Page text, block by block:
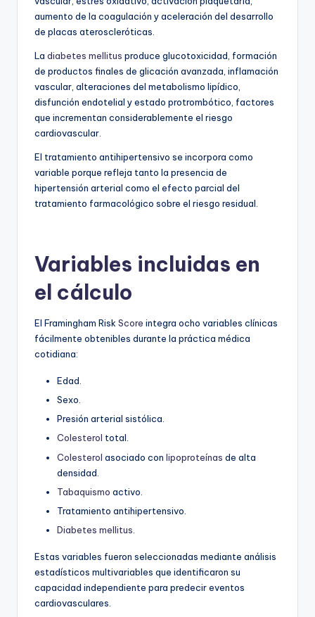
aumento de la coagulación y aceleración del desarrollo
de placas ateroscleróticas.
La diabetes mellitus produce glucotoxicidad, formación
de productos finales de glicación avanzada, inflamación
vascular, alteraciones del metabolismo lipídico,
disfunción endotelial y estado protrombótico, factores
que incrementan considerablemente el riesgo
cardiovascular.
El tratamiento antihipertensivo se incorpora como
variable porque refleja tanto la presencia de
hipertensión arterial como el efecto parcial del
tratamiento farmacológico sobre el riesgo residual.
Variables incluidas en
el cálculo
El Framingham Risk Score integra ocho variables clínicas
fácilmente obtenibles durante la práctica médica
cotidiana:
Edad.
Sexo.
Presión arterial sistólica.
Colesterol total.
Colesterol asociado con lipoproteínas de alta
densidad.
Tabaquismo activo.
Tratamiento antihipertensivo.
Diabetes mellitus
Estas variables fueron seleccionadas mediante análisis
estadísticos multivariables que identificaron su
capacidad independiente para predecir eventos
cardiovasculares.